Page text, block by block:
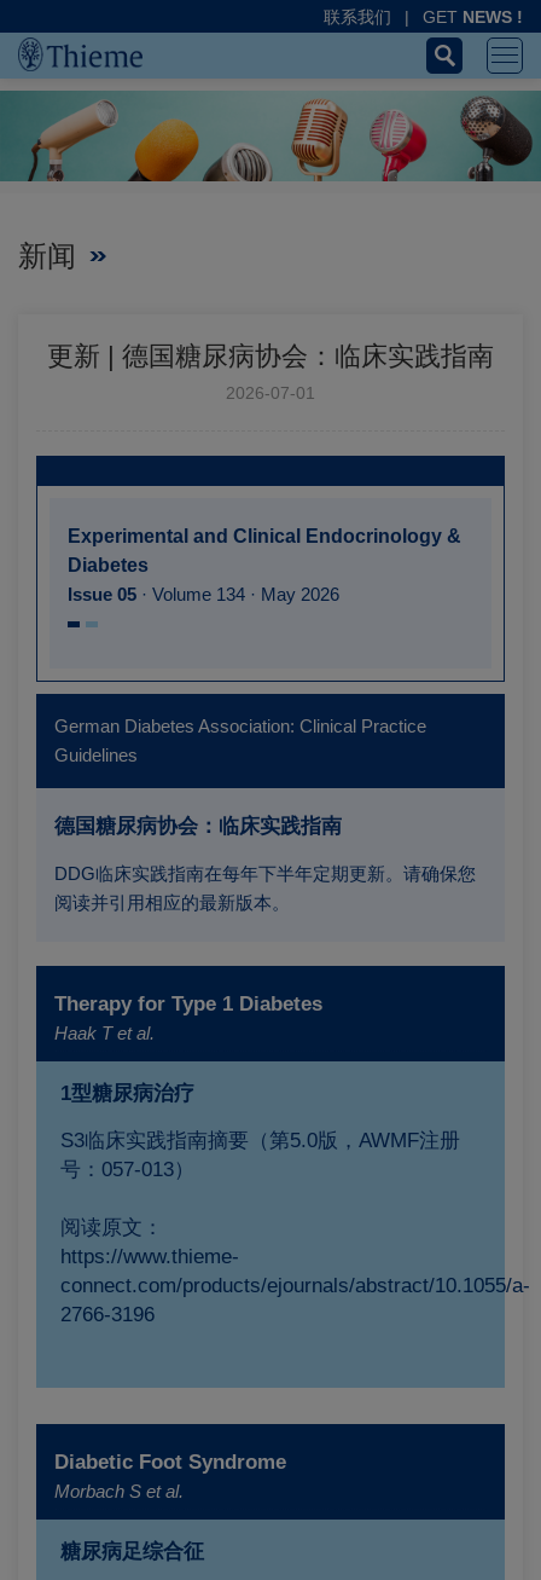
联系我们 | GET NEWS !
新闻
更新 | 德国糖尿病协会：临床实践指南
2026-07-01
Experimental and Clinical Endocrinology &
Diabetes
Issue 05 · Volume 134 · May 2026
German Diabetes Association: Clinical Practice
Guidelines
德国糖尿病协会：临床实践指南
DDG临床实践指南在每年下半年定期更新。请确保您
阅读并引用相应的最新版本。
Therapy for Type 1 Diabetes
Haak T et al.
1型糖尿病治疗
S3临床实践指南摘要（第5.0版，AWMF注册
号：057-013）
阅读原文：
https://www.thieme-
connect.com/products/ejournals/abstract/10.1055/a-
2766-3196
Diabetic Foot Syndrome
Morbach S et al.
糖尿病足综合征